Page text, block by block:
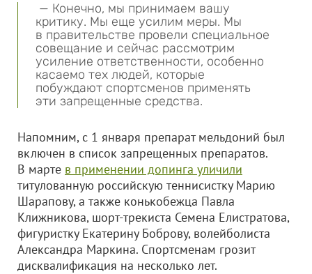
— Конечно, мы принимаем вашу
критику. Мы еще усилим меры. Мы
в правительстве провели специальное
совещание и сейчас рассмотрим
усиление ответственности, особенно
касаемо тех людей, которые
побуждают спортсменов применять
эти запрещенные средства.
Напомним, с 1 января препарат мельдоний был
включен в список запрещенных препаратов.
В марте в применении допинга уличили
титулованную российскую теннисистку Марию
Шарапову, а также конькобежца Павла
Клижникова, шорт-трекиста Семена Елистратова,
фигуристку Екатерину Боброву, волейболиста
Александра Маркина. Спортсменам грозит
дисквалификация на несколько лет.